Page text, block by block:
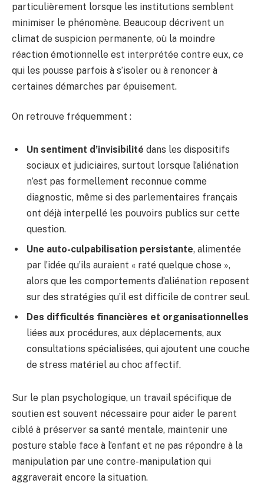
particulièrement lorsque les institutions semblent
minimiser le phénomène. Beaucoup décrivent un
climat de suspicion permanente, où la moindre
réaction émotionnelle est interprétée contre eux, ce
qui les pousse parfois à s’isoler ou à renoncer à
certaines démarches par épuisement.
On retrouve fréquemment :
Un sentiment d’invisibilité dans les dispositifs
sociaux et judiciaires, surtout lorsque l’aliénation
n’est pas formellement reconnue comme
diagnostic, même si des parlementaires français
ont déjà interpellé les pouvoirs publics sur cette
question.
Une auto-culpabilisation persistante, alimentée
par l’idée qu’ils auraient « raté quelque chose »,
alors que les comportements d’aliénation reposent
sur des stratégies qu’il est difficile de contrer seul.
Des difficultés financières et organisationnelles
liées aux procédures, aux déplacements, aux
consultations spécialisées, qui ajoutent une couche
de stress matériel au choc affectif.
Sur le plan psychologique, un travail spécifique de
soutien est souvent nécessaire pour aider le parent
ciblé à préserver sa santé mentale, maintenir une
posture stable face à l’enfant et ne pas répondre à la
manipulation par une contre-manipulation qui
aggraverait encore la situation.